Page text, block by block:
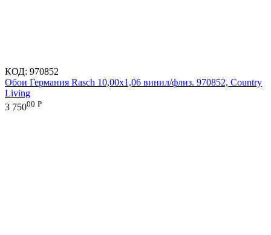
КОД: 970852
Обои Германия Rasch 10,00x1,06 винил/флиз. 970852, Country
Living
3 75000 Р